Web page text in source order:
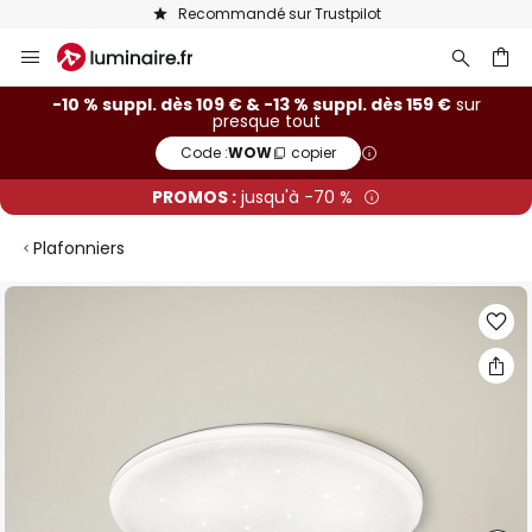
Recommandé sur Trustpilot
Allez
au
contenu
-10 % suppl. dès 109 € & -13 % suppl. dès 159 €sur
presque tout
Code :WOW copier
PROMOS : jusqu'à -70 %
Plafonniers
Skip